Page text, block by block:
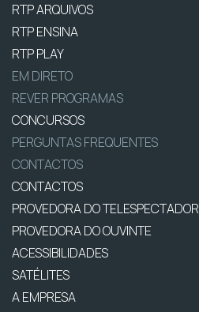
RTP ARQUIVOS
RTP ENSINA
RTP PLAY
EM DIRETO
REVER PROGRAMAS
CONCURSOS
PERGUNTAS FREQUENTES
CONTACTOS
CONTACTOS
PROVEDORA DO TELESPECTADOR
PROVEDORA DO OUVINTE
ACESSIBILIDADES
SATÉLITES
A EMPRESA